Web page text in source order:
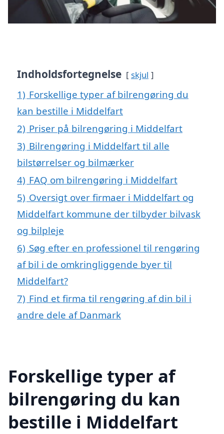
Indholdsfortegnelse skjul
1) Forskellige typer af bilrengøring du
kan bestille i Middelfart
2) Priser på bilrengøring i Middelfart
3) Bilrengøring i Middelfart til alle
bilstørrelser og bilmærker
4) FAQ om bilrengøring i Middelfart
5) Oversigt over firmaer i Middelfart og
Middelfart kommune der tilbyder bilvask
og bilpleje
6) Søg efter en professionel til rengøring
af bil i de omkringliggende byer til
Middelfart?
7) Find et firma til rengøring af din bil i
andre dele af Danmark
Forskellige typer af
bilrengøring du kan
bestille i Middelfart